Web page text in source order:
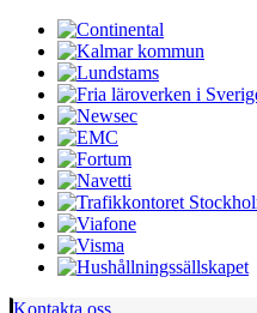
Kontakta oss